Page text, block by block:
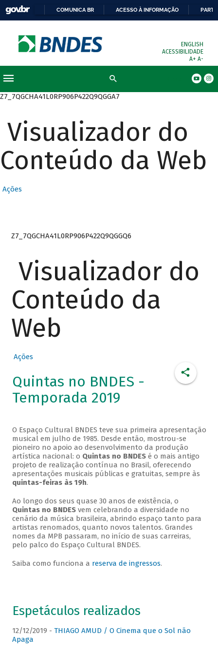
COMUNICA BR ACESSO À INFORMAÇÃO
ENGLISH
ACESSIBILIDADE
A+ A-
Z7_7QGCHA41L0RP906P422Q9QGGA7
Visualizador do
Conteúdo da Web
Ações
Z7_7QGCHA41L0RP906P422Q9QGGQ6
Visualizador do
Conteúdo da
Web
Ações
Quintas no BNDES -
Temporada 2019
O Espaço Cultural BNDES teve sua primeira apresentação
musical em julho de 1985. Desde então, mostrou-se
pioneiro no apoio ao desenvolvimento da produção
artística nacional: o Quintas no BNDESé o mais antigo
projeto de realização contínua no Brasil, oferecendo
apresentações musicais públicas e gratuitas, sempre às
quintas-feiras às 19h.
Ao longo dos seus quase 30 anos de existência, o
Quintas no BNDESvem celebrando a diversidade no
cenário da música brasileira, abrindo espaço tanto para
artistas renomados, quanto novos talentos. Grandes
nomes da MPB passaram, no início de suas carreiras,
pelo palco do Espaço Cultural BNDES.
Saiba como funciona a reserva de ingressos.
Espetáculos realizados
12/12/2019 - THIAGO AMUD / O Cinema que o Sol não
Apaga